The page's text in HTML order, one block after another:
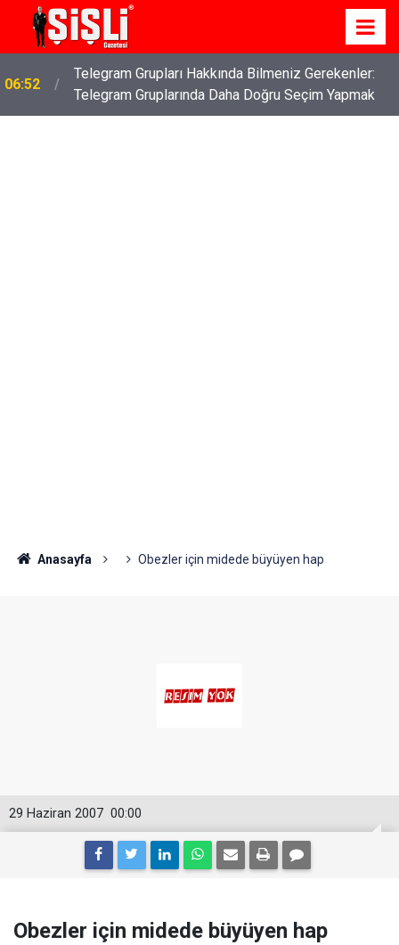
04:43
İş Davaları: Haklarınızı Bilmek ve Koruma Altına
Almak
Anasayfa Obezler için midede büyüyen hap
00:00
29 Haziran 2007
Obezler için midede büyüyen hap